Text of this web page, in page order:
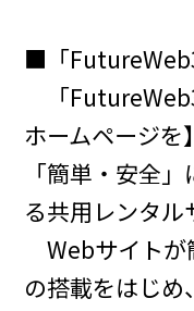
■「
「
ホームページを
「簡単・安全
る共用レンタル
Webサイトが
の搭載をはじめ